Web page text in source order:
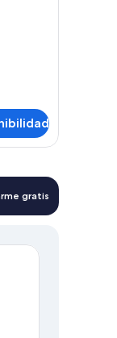
gratis